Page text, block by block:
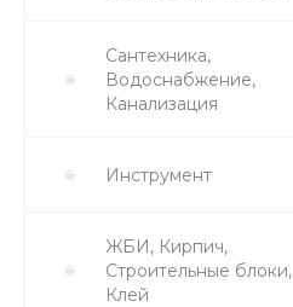
Сантехника,
Водоснабжение,
Канализация
Инструмент
ЖБИ, Кирпич,
Строительные блоки,
Клей